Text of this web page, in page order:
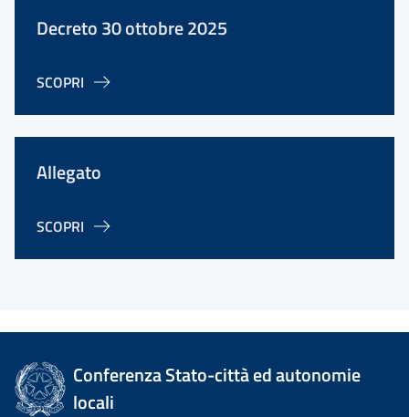
Decreto 30 ottobre 2025
SCOPRI
Allegato
SCOPRI
Conferenza Stato-città ed autonomie
locali